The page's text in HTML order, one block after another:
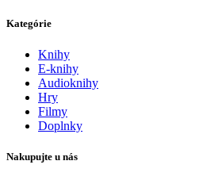
Kategórie
Knihy
E-knihy
Audioknihy
Hry
Filmy
Doplnky
Nakupujte u nás